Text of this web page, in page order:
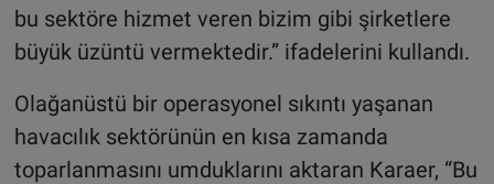
bu sektöre hizmet veren bizim gibi şirketlere
büyük üzüntü vermektedir.” ifadelerini kullandı.
Olağanüstü bir operasyonel sıkıntı yaşanan
havacılık sektörünün en kısa zamanda
toparlanmasını umduklarını aktaran Karaer, “Bu